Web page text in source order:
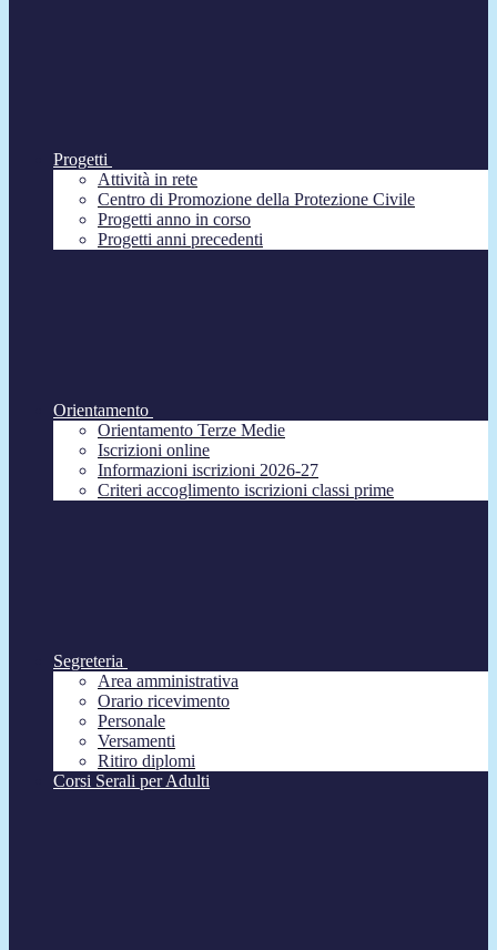
Progetti
Attività in rete
Centro di Promozione della Protezione Civile
Progetti anno in corso
Progetti anni precedenti
Orientamento
Orientamento Terze Medie
Iscrizioni online
Informazioni iscrizioni 2026-27
Criteri accoglimento iscrizioni classi prime
Segreteria
Area amministrativa
Orario ricevimento
Personale
Versamenti
Ritiro diplomi
Corsi Serali per Adulti